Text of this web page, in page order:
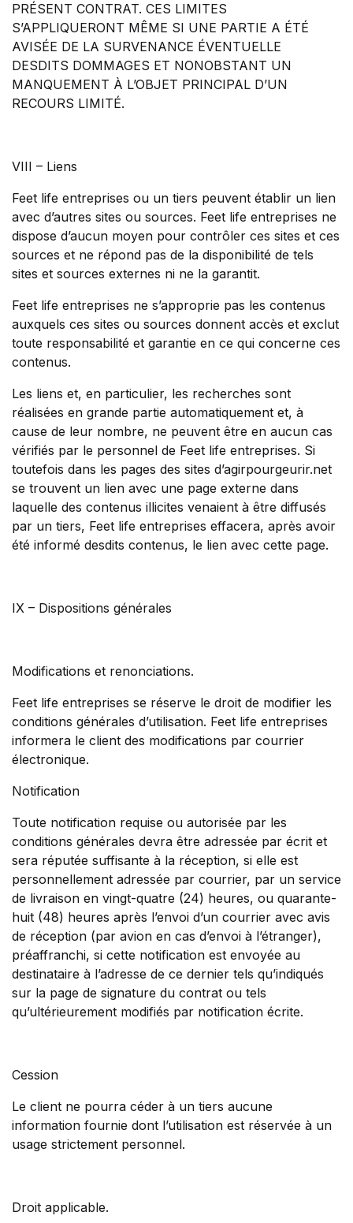
PRÉSENT CONTRAT. CES LIMITES
S’APPLIQUERONT MÊME SI UNE PARTIE A ÉTÉ
AVISÉE DE LA SURVENANCE ÉVENTUELLE
DESDITS DOMMAGES ET NONOBSTANT UN
MANQUEMENT À L’OBJET PRINCIPAL D’UN
RECOURS LIMITÉ.
VIII – Liens
Feet life entreprises ou un tiers peuvent établir un lien
avec d’autres sites ou sources. Feet life entreprises ne
dispose d’aucun moyen pour contrôler ces sites et ces
sources et ne répond pas de la disponibilité de tels
sites et sources externes ni ne la garantit.
Feet life entreprises ne s’approprie pas les contenus
auxquels ces sites ou sources donnent accès et exclut
toute responsabilité et garantie en ce qui concerne ces
contenus.
Les liens et, en particulier, les recherches sont
réalisées en grande partie automatiquement et, à
cause de leur nombre, ne peuvent être en aucun cas
vérifiés par le personnel de Feet life entreprises. Si
toutefois dans les pages des sites d’agirpourgeurir.net
se trouvent un lien avec une page externe dans
laquelle des contenus illicites venaient à être diffusés
par un tiers, Feet life entreprises effacera, après avoir
été informé desdits contenus, le lien avec cette page.
IX – Dispositions générales
Modifications et renonciations.
Feet life entreprises se réserve le droit de modifier les
conditions générales d’utilisation. Feet life entreprises
informera le client des modifications par courrier
électronique.
Notification
Toute notification requise ou autorisée par les
conditions générales devra être adressée par écrit et
sera réputée suffisante à la réception, si elle est
personnellement adressée par courrier, par un service
de livraison en vingt-quatre (24) heures, ou quarante-
huit (48) heures après l’envoi d’un courrier avec avis
de réception (par avion en cas d’envoi à l’étranger),
préaffranchi, si cette notification est envoyée au
destinataire à l’adresse de ce dernier tels qu’indiqués
sur la page de signature du contrat ou tels
qu’ultérieurement modifiés par notification écrite.
Cession
Le client ne pourra céder à un tiers aucune
information fournie dont l’utilisation est réservée à un
usage strictement personnel.
Droit applicable.